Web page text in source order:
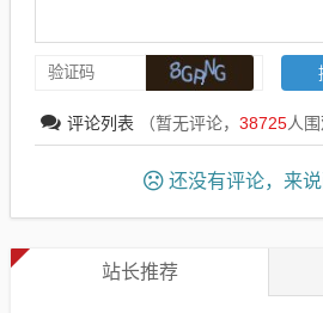
评论列表 （暂无评论， 38725人围
还没有评论，来说
站长推荐